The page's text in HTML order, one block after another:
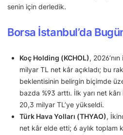
senin için derledik.
Borsa İstanbul’da
Koç Holding (KCHOL),
milyar TL net kâr açıkladı; bu
beklentisinin belirgin biçimde
bazda %93 arttı. İlk yarı net kârı
20,3 milyar TL’ye yükseldi.
Türk Hava Yolları (THYAO),
net kâr elde etti; 6 aylık toplam